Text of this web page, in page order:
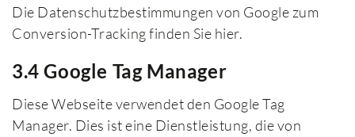
Die Datenschutzbestimmungen von Google zum
Conversion-Tracking finden Sie hier.
3.4 Google Tag Manager
Diese Webseite verwendet den Google Tag
Manager. Dies ist eine Dienstleistung, die von